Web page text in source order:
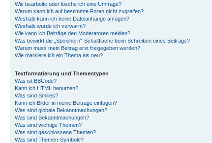
Wie bearbeite oder lösche ich eine Umfrage?
Warum kann ich auf bestimmte Foren nicht zugreifen?
Weshalb kann ich keine Dateianhänge anfügen?
Weshalb wurde ich verwarnt?
Wie kann ich Beiträge den Moderatoren melden?
Was bewirkt die „Speichern“-Schaltfläche beim Schreiben eines Beitrags?
Warum muss mein Beitrag erst freigegeben werden?
Wie markiere ich ein Thema als neu?
Textformatierung und Thementypen
Was ist BBCode?
Kann ich HTML benutzen?
Was sind Smilies?
Kann ich Bilder in meine Beiträge einfügen?
Was sind globale Bekanntmachungen?
Was sind Bekanntmachungen?
Was sind wichtige Themen?
Was sind geschlossene Themen?
Was sind Themen-Symbole?